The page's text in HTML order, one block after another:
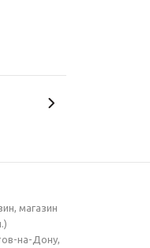
магазин
на-Дону,